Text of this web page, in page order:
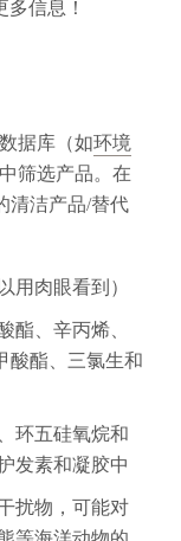
多信息！
据库（如环境
筛选产品。在
清洁产品/替代
用肉眼看到）
酯、辛丙烯、
酸酯、三氯生和
环五硅氧烷和
发素和凝胶中
扰物，可能对